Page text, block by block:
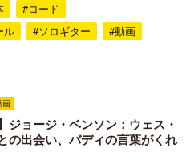
#コード
ル #ソロギター
#動画
画
ジョージ・ベンソン：ウェス・
の出会い、バディの言葉がくれ